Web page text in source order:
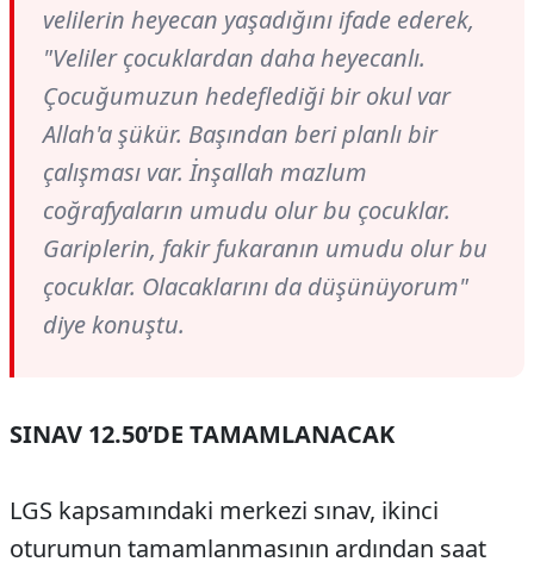
velilerin heyecan yaşadığını ifade ederek,
"Veliler çocuklardan daha heyecanlı.
Çocuğumuzun hedeflediği bir okul var
Allah'a şükür. Başından beri planlı bir
çalışması var. İnşallah mazlum
coğrafyaların umudu olur bu çocuklar.
Gariplerin, fakir fukaranın umudu olur bu
çocuklar. Olacaklarını da düşünüyorum"
diye konuştu.
SINAV 12.50’DE TAMAMLANACAK
LGS kapsamındaki merkezi sınav, ikinci
oturumun tamamlanmasının ardından saat